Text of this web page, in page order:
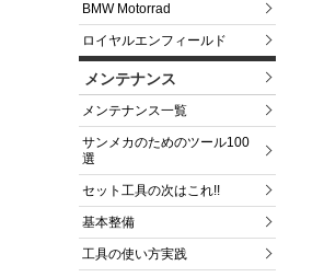
BMW Motorrad
ロイヤルエンフィールド
メンテナンス
メンテナンス一覧
サンメカのためのツール100
選
セット工具の次はこれ!!
基本整備
工具の使い方実践